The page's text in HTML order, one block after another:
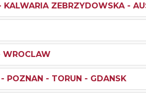
KALWARIA ZEBRZYDOWSKA -
WROCLAW
POZNAN - TORUN - GDANSK